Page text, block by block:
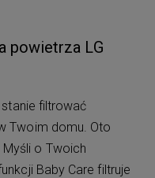
powietrza LG
filtrować
Twoim domu. Oto
Myśli o Twoich
Baby Care filtruje